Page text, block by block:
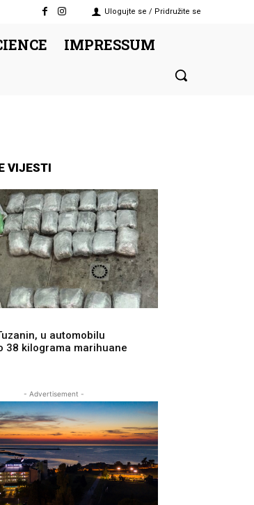
Ulogujte se / Pridružite se
IMPRESSUM
VIJESTI
u automobilu
38 kilograma marihuane
- Advertisement -